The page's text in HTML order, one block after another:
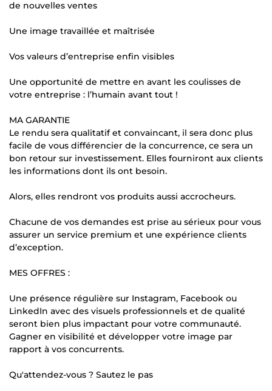
de nouvelles ventes
Une image travaillée et maîtrisée
Vos valeurs d’entreprise enfin visibles
Une opportunité de mettre en avant les coulisses de
votre entreprise : l’humain avant tout !
MA GARANTIE
Le rendu sera qualitatif et convaincant, il sera donc plus
facile de vous différencier de la concurrence, ce sera un
bon retour sur investissement. Elles fourniront aux clients
les informations dont ils ont besoin.
Alors, elles rendront vos produits aussi accrocheurs.
Chacune de vos demandes est prise au sérieux pour vous
assurer un service premium et une expérience clients
d’exception.
MES OFFRES :
Une présence régulière sur Instagram, Facebook ou
LinkedIn avec des visuels professionnels et de qualité
seront bien plus impactant pour votre communauté.
Gagner en visibilité et développer votre image par
rapport à vos concurrents.
Qu'attendez-vous ? Sautez le pas